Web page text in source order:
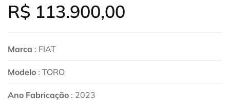
R$ 113.900,00
Marca : FIAT
Modelo : TORO
Ano Fabricação : 2023